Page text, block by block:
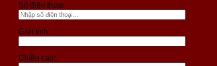
Số điện thoại
Giới tính:
Chiều cao: